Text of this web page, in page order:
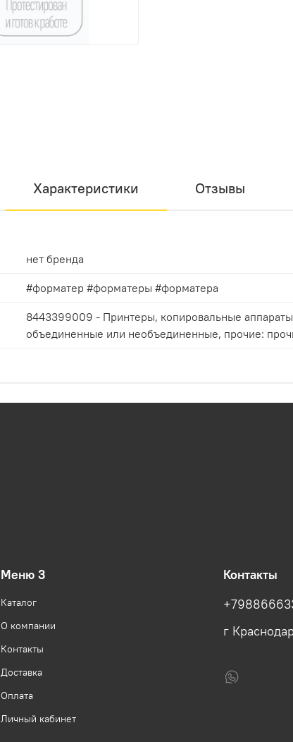
Характеристики Отзывы
нет бренда
#форматер #форматеры #форматера
8443399009 - Принтеры, копировальные
объединенные или необъединенные, прочие:
Меню 3
Каталог
О компании
Контакты
Доставка
Оплата
Личный кабинет
Контакты
г